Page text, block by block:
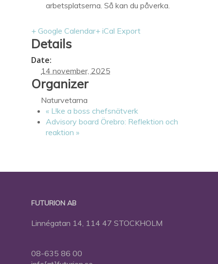
arbetsplatserna. Så kan du påverka.
+ Google Calendar+ iCal Export
Details
Date:
14 november, 2025
Organizer
Naturvetarna
« L!ke a boss chefsnätverk
Advisory board Örebro: Reflektion och
reaktion »
FUTURION AB
Linnégatan 14, 114 47 STOCKHOLM
08-635 86 00